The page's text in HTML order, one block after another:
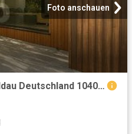
Foto anschauen
3 Schlafzimmer Haus Schildau Deutschland 104073247